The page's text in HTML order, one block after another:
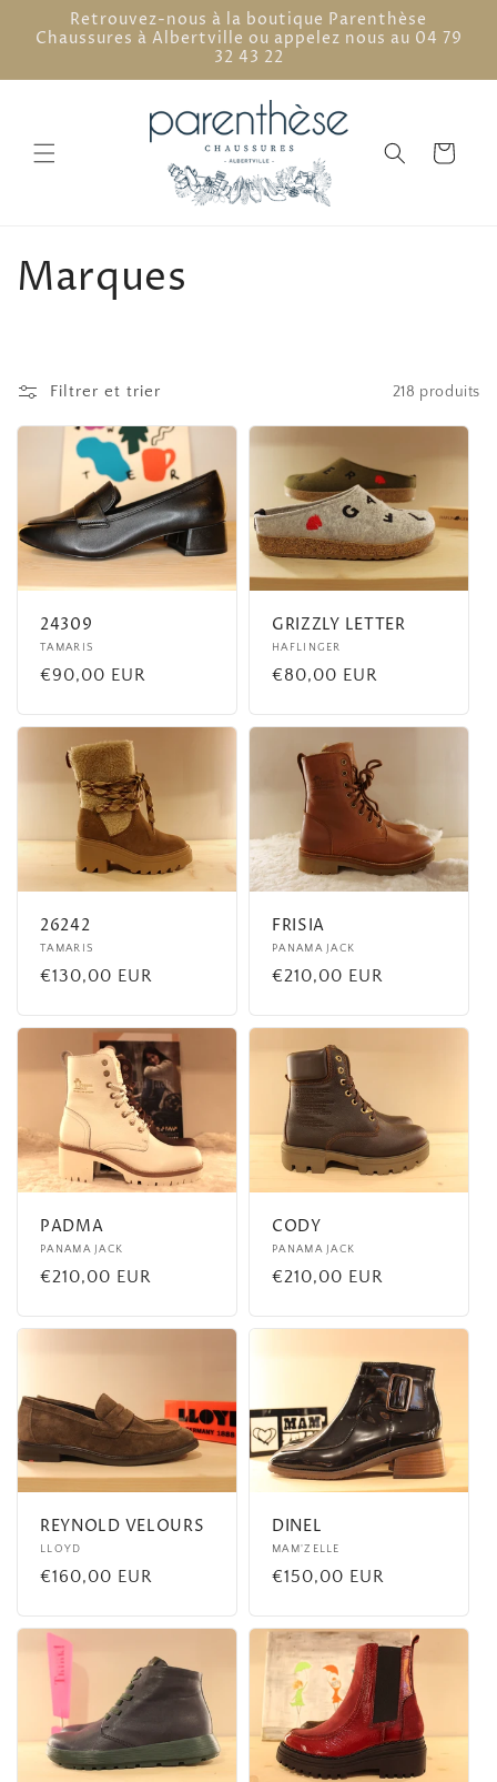
passer
au
Retrouvez-nous à la boutique Parenthèse
Chaussures à Albertville ou appelez nous au 04 79
32 43 22
Panier
C
l
l
c
t
o
Marques
Filtrer et trier 218 produits
24309
Fournisseur :
TAMARIS
Prix
€90,00 EUR
GRIZZLY LETTER
Fournisseur :
HAFLINGER
Prix
€80,00 EUR
26242
Fournisseur :
TAMARIS
Prix
€130,00 EUR
FRISIA
Fournisseur :
PANAMA JACK
Prix
€210,00 EUR
PADMA
Fournisseur :
PANAMA JACK
Prix
€210,00 EUR
CODY
Fournisseur :
PANAMA JACK
Prix
€210,00 EUR
REYNOLD VELOURS
Fournisseur :
LLOYD
Prix
€160,00 EUR
DINEL
Fournisseur :
MAM'ZELLE
Prix
€150,00 EUR